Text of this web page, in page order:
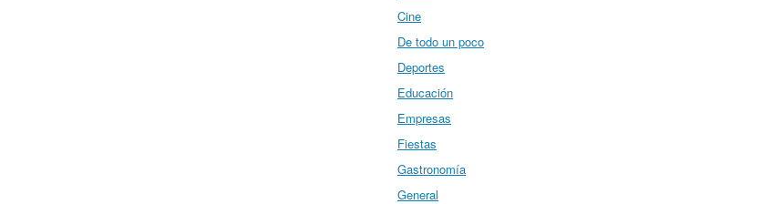
Cine
De todo un poco
Deportes
Educación
Empresas
Fiestas
Gastronomía
General